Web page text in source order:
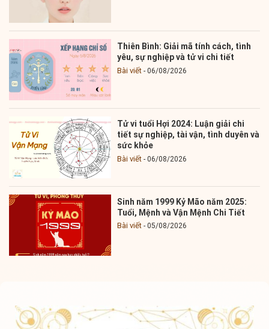
Thiên Bình: Giải mã tính cách, tình
yêu, sự nghiệp và tử vi chi tiết
Bài viết 06/08/2026
Tử vi tuổi Hợi 2024: Luận giải chi
tiết sự nghiệp, tài vận, tình duyên và
sức khỏe
Bài viết 06/08/2026
Sinh năm 1999 Kỷ Mão năm 2025:
Tuổi, Mệnh và Vận Mệnh Chi Tiết
Bài viết 05/08/2026